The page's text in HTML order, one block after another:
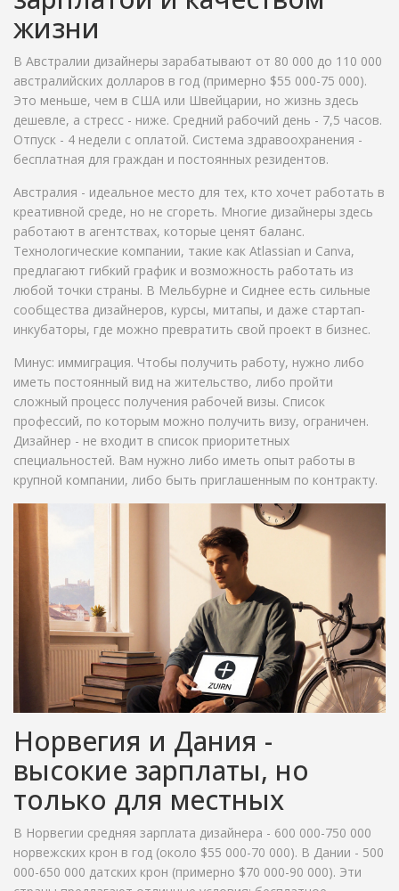
жизни
В Австралии дизайнеры зарабатывают от 80 000 до 110 000
австралийских долларов в год (примерно $55 000-75 000).
Это меньше, чем в США или Швейцарии, но жизнь здесь
дешевле, а стресс - ниже. Средний рабочий день - 7,5 часов.
Отпуск - 4 недели с оплатой. Система здравоохранения -
бесплатная для граждан и постоянных резидентов.
Австралия - идеальное место для тех, кто хочет работать в
креативной среде, но не сгореть. Многие дизайнеры здесь
работают в агентствах, которые ценят баланс.
Технологические компании, такие как Atlassian и Canva,
предлагают гибкий график и возможность работать из
любой точки страны. В Мельбурне и Сиднее есть сильные
сообщества дизайнеров, курсы, митапы, и даже стартап-
инкубаторы, где можно превратить свой проект в бизнес.
Минус: иммиграция. Чтобы получить работу, нужно либо
иметь постоянный вид на жительство, либо пройти
сложный процесс получения рабочей визы. Список
профессий, по которым можно получить визу, ограничен.
Дизайнер - не входит в список приоритетных
специальностей. Вам нужно либо иметь опыт работы в
крупной компании, либо быть приглашенным по контракту.
Норвегия и Дания -
высокие зарплаты, но
только для местных
В Норвегии средняя зарплата дизайнера - 600 000-750 000
норвежских крон в год (около $55 000-70 000). В Дании - 500
000-650 000 датских крон (примерно $70 000-90 000). Эти